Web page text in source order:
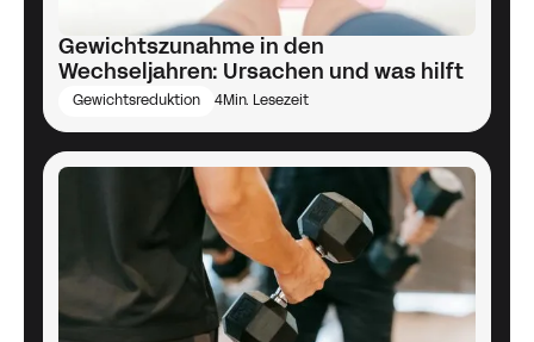
Gewichtszunahme in den
Wechseljahren: Ursachen und was hilft
Gewichtsreduktion 4 Min. Lesezeit